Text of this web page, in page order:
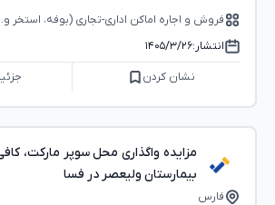
فروش و اجاره اماکن اداری-تجاری (بوفه، استخر
انتشار:۱۴۰۵/۳/۲۶
نشان کردن
مزایده واگذاری محل سوپر مارکت،
بیمارستان ولیعصر در فسا
فارس